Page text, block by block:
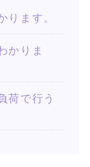
ります。
かりま
荷で行う